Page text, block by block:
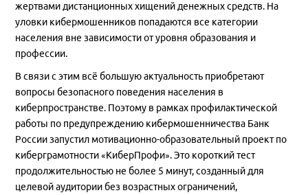
жертвами дистанционных хищений денежных средств. На
уловки кибермошенников попадаются все категории
населения вне зависимости от уровня образования и
профессии.
В связи с этим всё большую актуальность приобретают
вопросы безопасного поведения населения в
киберпространстве. Поэтому в рамках профилактической
работы по предупреждению кибермошенничества Банк
России запустил мотивационно-образовательный проект по
киберграмотности «КиберПрофи». Это короткий тест
продолжительностью не более 5 минут, созданный для
целевой аудитории без возрастных ограничений,